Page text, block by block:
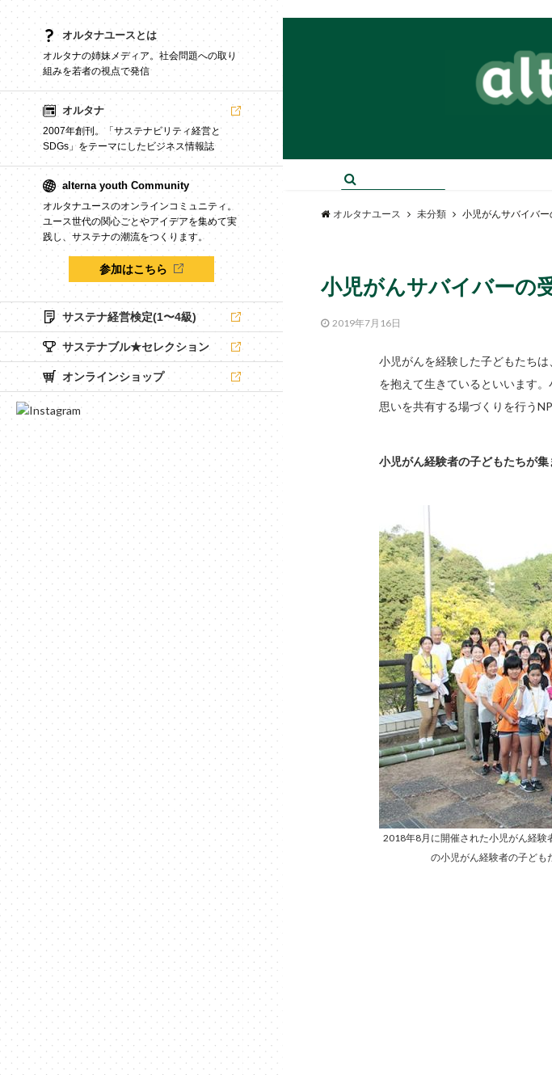
オルタナユースとは
オルタナの姉妹メディア。社会問題への取り
組みを若者の視点で発信
オルタナ
2007年創刊。「サステナビリティ経営と
SDGs」をテーマにしたビジネス情報誌
alterna youth Community
オルタナユースのオンラインコミュニティ。
ユース世代の関心ごとやアイデアを集めて実
践し、サステナの潮流をつくります。
参加はこちら
サステナ経営検定(1〜4級)
サステナブル★セレクション
オンラインショップ
オルタナユース 未分類 小児がんサバイバ
小児がんサバイバーの
2019年7月16日
小児がんを経験した子どもたち
を抱えて生きているといいます
思いを共有する場づくりを行う
小児がん経験者の子どもたちが
2018年8月に開催された小児がん経験
の小児がん経験者の子ども